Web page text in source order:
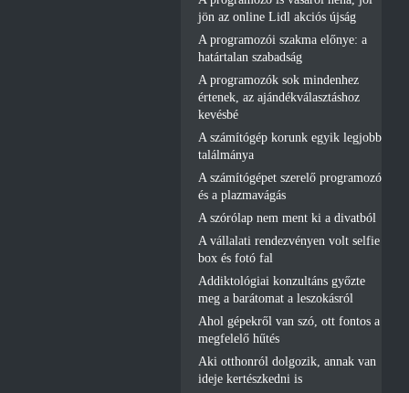
jön az online Lidl akciós újság
A programozói szakma előnye: a
határtalan szabadság
A programozók sok mindenhez
értenek, az ajándékválasztáshoz
kevésbé
A számítógép korunk egyik legjobb
találmánya
A számítógépet szerelő programozó
és a plazmavágás
A szórólap nem ment ki a divatból
A vállalati rendezvényen volt selfie
box és fotó fal
Addiktológiai konzultáns győzte
meg a barátomat a leszokásról
Ahol gépekről van szó, ott fontos a
megfelelő hűtés
Aki otthonról dolgozik, annak van
ideje kertészkedni is